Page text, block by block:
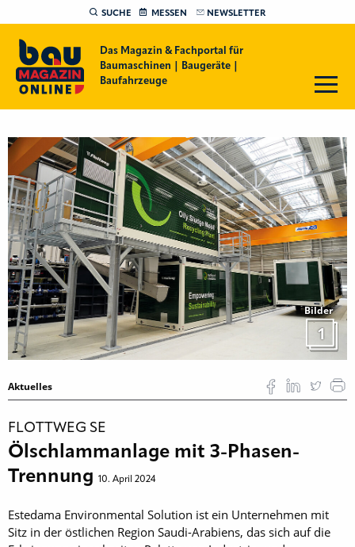
SUCHE MESSEN NEWSLETTER
Das Magazin & Fachportal für
Baumaschinen | Baugeräte |
Baufahrzeuge
Bilder
1
Aktuelles
FLOTTWEG SE
Ölschlammanlage mit 3-Phasen-
Trennung 10. April 2024
Estedama Environmental Solution ist ein Unternehmen mit
Sitz in der östlichen Region Saudi-Arabiens, das sich auf die